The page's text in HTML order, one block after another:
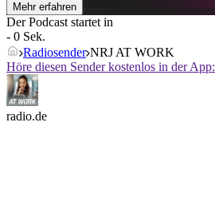
Mehr erfahren
Der Podcast startet in
- 0 Sek.
Radiosender NRJ AT WORK
Höre diesen Sender kostenlos in der App:
radio.de